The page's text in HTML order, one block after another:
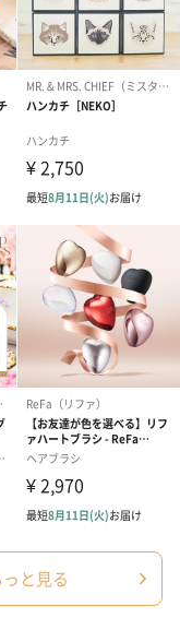
と見る